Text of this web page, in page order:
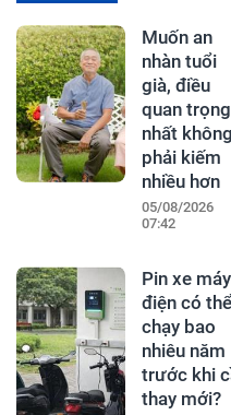
Muốn an
nhàn tuổi
già, điều
quan trọng
nhất không
phải kiếm
nhiều hơn
05/08/2026
07:42
Pin xe máy
điện có thể
chạy bao
nhiêu năm
trước khi
thay mới?